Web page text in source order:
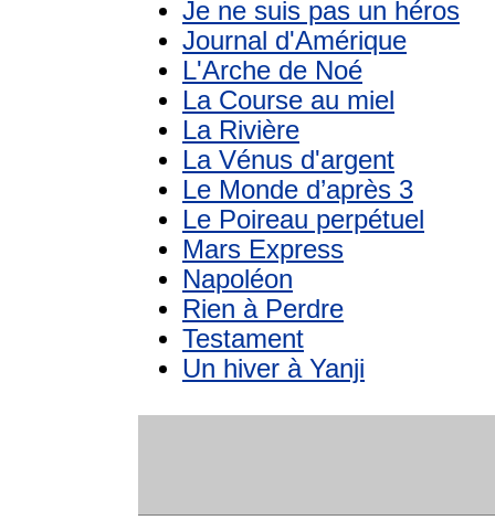
Je ne suis pas un héros
Journal d'Amérique
L'Arche de Noé
La Course au miel
La Rivière
La Vénus d'argent
Le Monde d’après 3
Le Poireau perpétuel
Mars Express
Napoléon
Rien à Perdre
Testament
Un hiver à Yanji